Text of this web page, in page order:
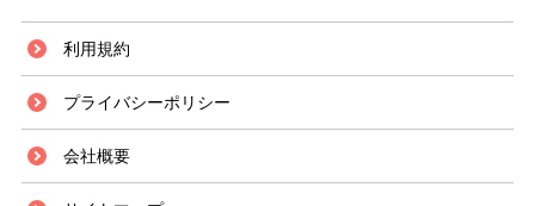
利用規約
プライバシーポリシー
会社概要